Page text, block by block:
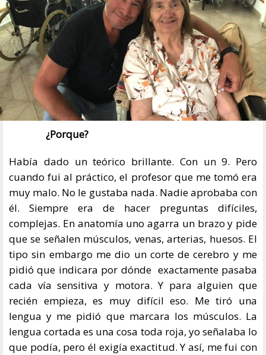
¿Porque?
Había dado un teórico brillante. Con un 9. Pero
cuando fui al práctico, el profesor que me tomó era
muy malo. No le gustaba nada. Nadie aprobaba con
él. Siempre era de hacer preguntas difíciles,
complejas. En anatomía uno agarra un brazo y pide
que se señalen músculos, venas, arterias, huesos. El
tipo sin embargo me dio un corte de cerebro y me
pidió que indicara por dónde exactamente pasaba
cada vía sensitiva y motora. Y para alguien que
recién empieza, es muy difícil eso. Me tiró una
lengua y me pidió que marcara los músculos. La
lengua cortada es una cosa toda roja, yo señalaba lo
que podía, pero él exigía exactitud. Y así, me fui con